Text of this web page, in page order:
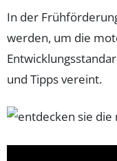
In der
werden, um die
und Tipps vereint.